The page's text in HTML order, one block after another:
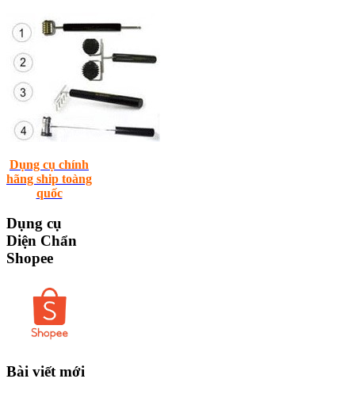
Dụng cụ chính
hãng ship toàng
quốc
Dụng cụ
Diện Chẩn
Shopee
Bài viết mới